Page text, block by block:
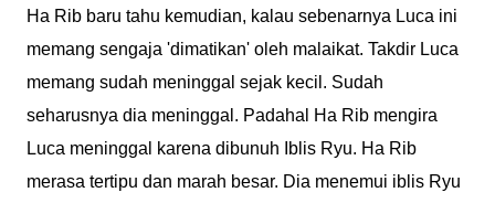
Ha Rib baru tahu kemudian, kalau sebenarnya Luca ini
memang sengaja 'dimatikan' oleh malaikat. Takdir Luca
memang sudah meninggal sejak kecil. Sudah
seharusnya dia meninggal. Padahal Ha Rib mengira
Luca meninggal karena dibunuh Iblis Ryu. Ha Rib
merasa tertipu dan marah besar. Dia menemui iblis Ryu